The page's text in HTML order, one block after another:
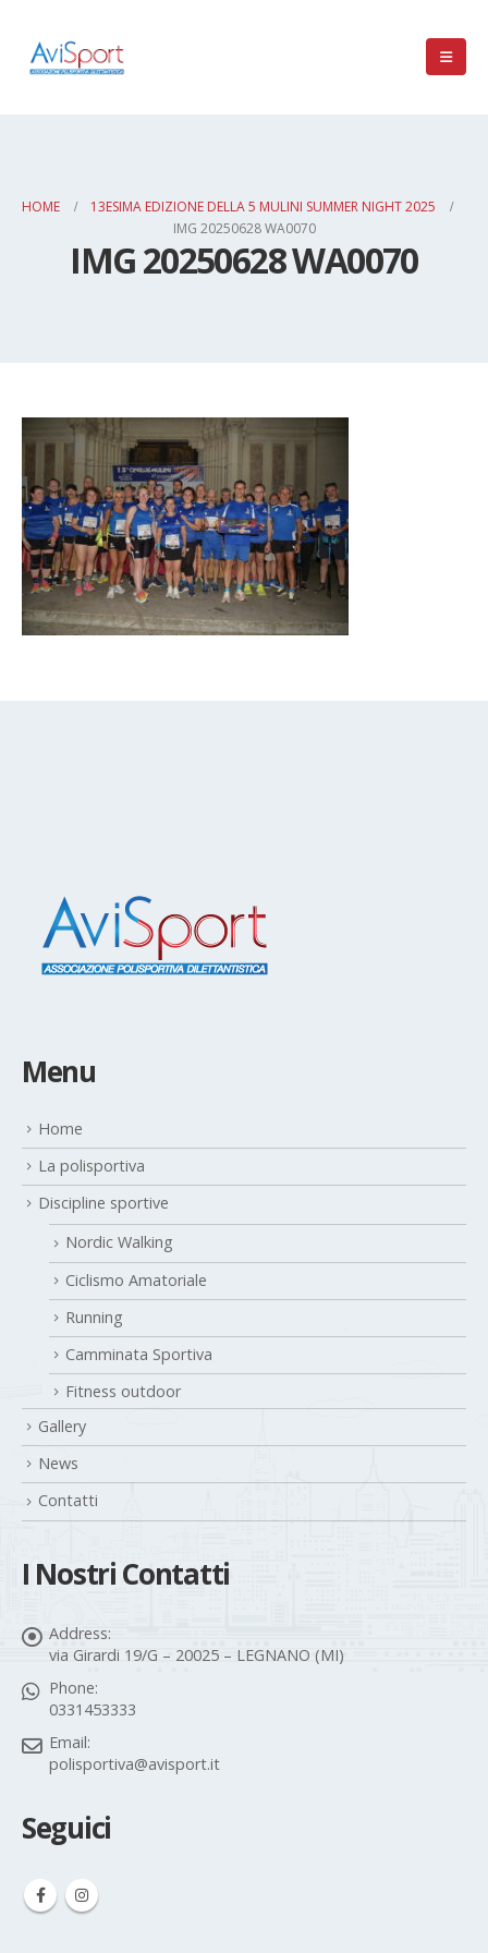
HOME
13ESIMA EDIZIONE DELLA 5 MULINI SUMMER NIGHT 2025
IMG 20250628 WA0070
IMG 20250628 WA0070
Menu
Home
La polisportiva
Discipline sportive
Nordic Walking
Ciclismo Amatoriale
Running
Camminata Sportiva
Fitness outdoor
Gallery
News
Contatti
I Nostri Contatti
Address:
via Girardi 19/G – 20025 – LEGNANO (MI)
Phone:
0331453333
Email:
polisportiva@avisport.it
Seguici